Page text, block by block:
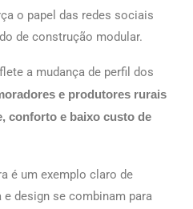
o papel das redes sociais
de construção modular.
a mudança de perfil dos
e produtores rurais
conforto e baixo custo de
é um exemplo claro de
design se combinam para